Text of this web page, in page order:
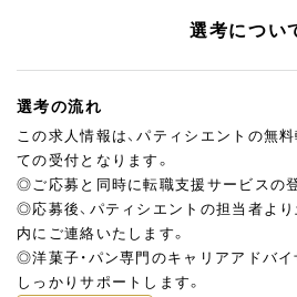
選考につい
選考の流れ
この求人情報は、パティシエントの無
ての受付となります。
◎ご応募と同時に転職支援サービスの
◎応募後、パティシエントの担当者よ
内にご連絡いたします。
◎洋菓子・パン専門のキャリアアドバイ
しっかりサポートします。